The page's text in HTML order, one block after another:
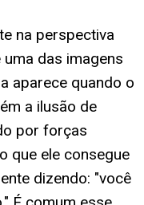
na perspectiva
das imagens
aparece quando o
a ilusão de
por forças
que ele consegue
dizendo: "você